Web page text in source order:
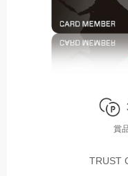
賞
TRUST